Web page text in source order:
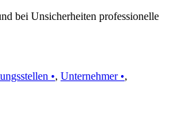
bei Unsicherheiten professionelle
•, Unternehmer •,